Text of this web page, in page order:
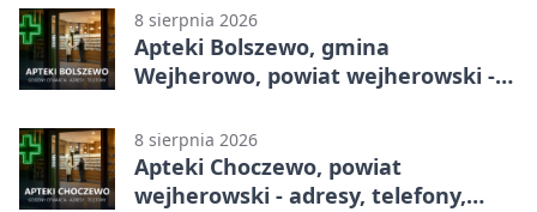
8 sierpnia 2026
Apteki Bolszewo, gmina
Wejherowo, powiat wejherowski -
8 sierpnia 2026
Apteki Choczewo, powiat
wejherowski - adresy, telefony,